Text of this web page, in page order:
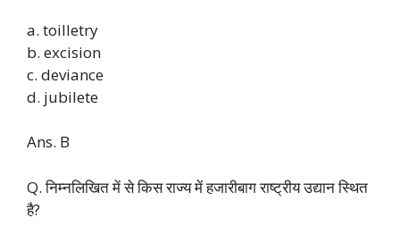
a. toilletry
b. excision
c. deviance
d. jubilete
Ans. B
Q. निम्नलिखित में से किस राज्य में हजारीबाग राष्ट्रीय उद्यान स्थित
है?